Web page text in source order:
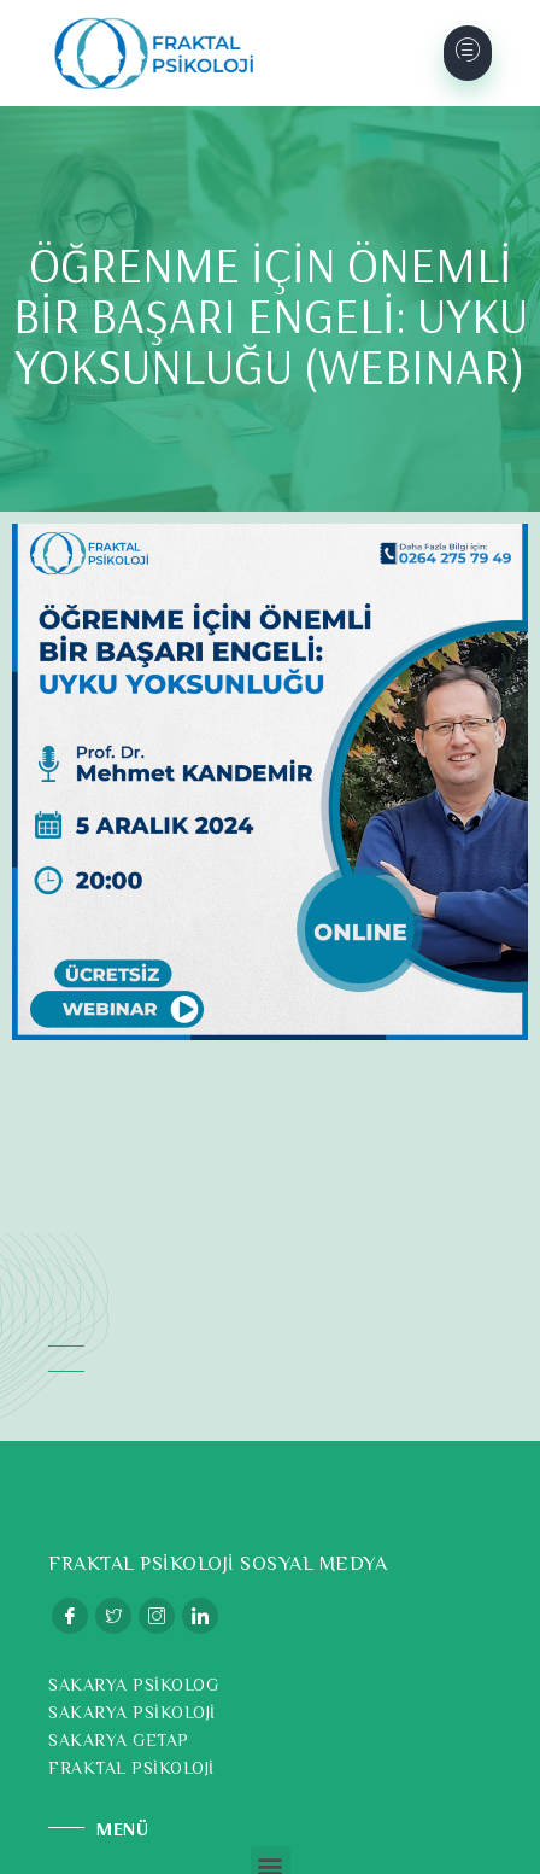
ÖĞRENME İÇİN ÖNEMLİ
BİR BAŞARI ENGELİ: UYKU
YOKSUNLUĞU (WEBINAR)
FRAKTAL PSİKOLOJİ SOSYAL MEDYA
SAKARYA PSİKOLOG
SAKARYA PSİKOLOJİ
SAKARYA GETAP
FRAKTAL PSİKOLOJİ
MENÜ